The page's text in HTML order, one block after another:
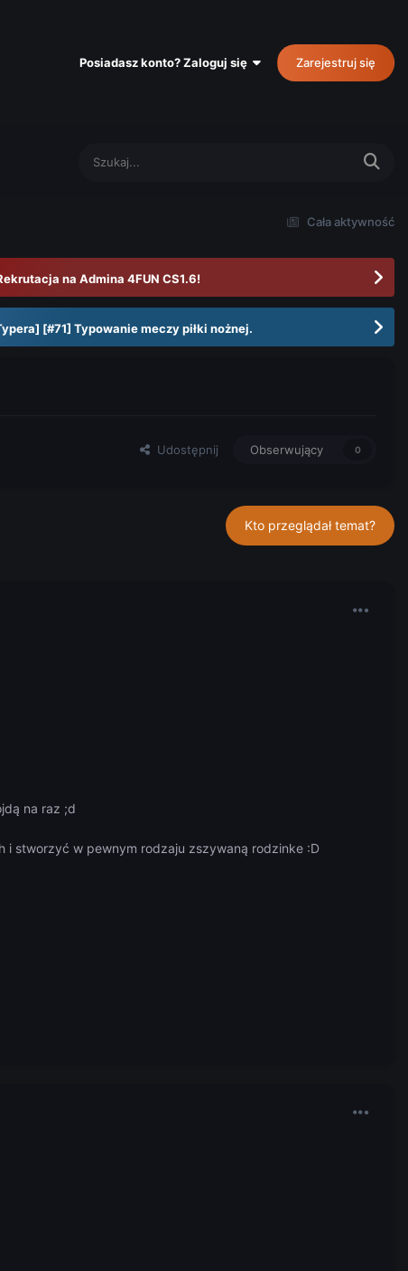
Posiadasz konto? Zaloguj się Zarejestruj się
Cała aktywność
na Admina 4FUN CS1.6!
[#71] Typowanie meczy piłki nożnej.
Udostępnij Obserwujący 0
Kto przeglądał temat?
na raz ;d
stworzyć w pewnym rodzaju zszywaną rodzinke :D